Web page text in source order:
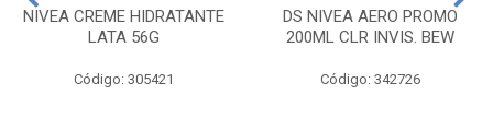
NIVEA CREME HIDRATANTE
LATA 56G
Código: 305421
DS NIVEA AERO PROMO
200ML CLR INVIS. BEW
Código: 342726